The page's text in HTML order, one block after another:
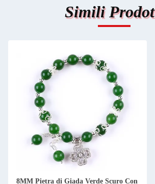
Simili
8MM Pietra di Giada Verde Scuro Con